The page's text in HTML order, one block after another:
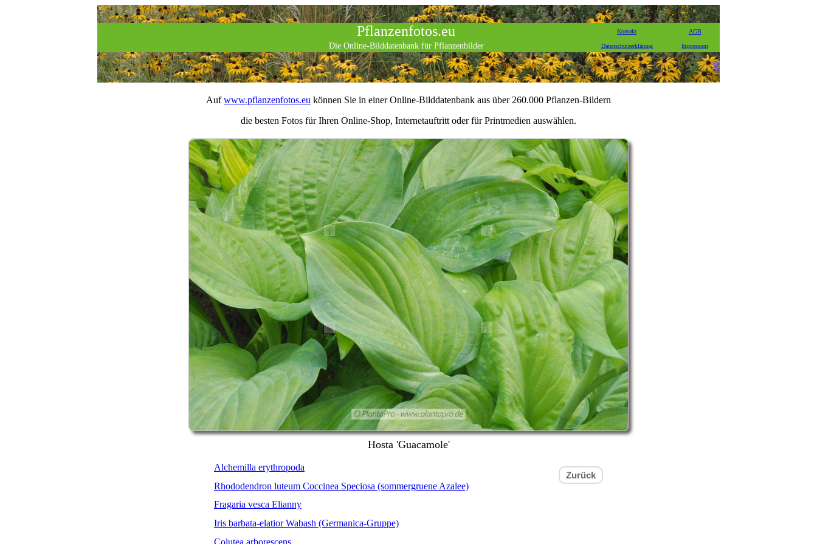
Pflanzenfotos.eu Kontakt AGB
Die Online-Bilddatenbank für Pflanzenbilder Datenschutzerklärung Impressum
Aufwww.pflanzenfotos.eu können Sie in einer Online-Bilddatenbank aus über 260.000 Pflanzen-Bildern
die besten Fotos für Ihren Online-Shop, Internetauftritt oder für Printmedien auswählen.
Hosta 'Guacamole'
Zurück
Alchemilla erythropoda
Rhododendron luteum Coccinea Speciosa (sommergruene Azalee)
Fragaria vesca Elianny
Iris barbata-elatior Wabash (Germanica-Gruppe)
Colutea arborescens